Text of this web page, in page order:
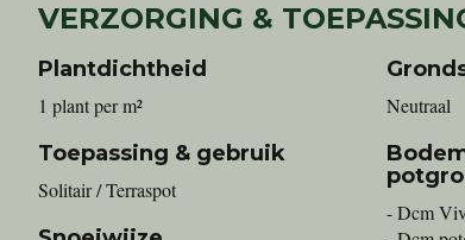
VERZORGING &
Plantdichtheid
1 plant per m²
Toepassing & gebruik
Solitair / Terraspot
Neutraal
- Dcm